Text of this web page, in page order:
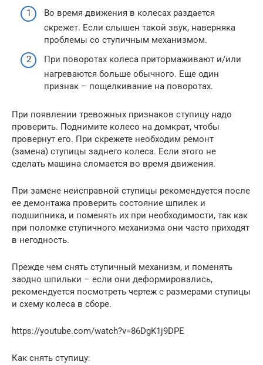
Во время движения в колесах раздается
скрежет. Если слышен такой звук, наверняка
проблемы со ступичным механизмом.
При поворотах колеса притормаживают и/или
нагреваются больше обычного. Еще один
признак – пощелкивание на поворотах.
При появлении тревожных признаков ступицу надо
проверить. Поднимите колесо на домкрат, чтобы
провернут его. При скрежете необходим ремонт
(замена) ступицы заднего колеса. Если этого не
сделать машина сломается во время движения.
При замене неисправной ступицы рекомендуется после
ее демонтажа проверить состояние шпилек и
подшипника, и поменять их при необходимости, так как
при поломке ступичного механизма они часто приходят
в негодность.
Прежде чем снять ступичный механизм, и поменять
заодно шпильки – если они деформировались,
рекомендуется посмотреть чертеж с размерами ступицы
и схему колеса в сборе.
https://youtube.com/watch?v=86DgK1j9DPE
Как снять ступицу: